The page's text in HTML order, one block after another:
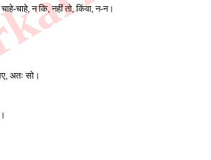
चाहे, न कि, नहीं तो, किंवा, न-न।
अतः सो।